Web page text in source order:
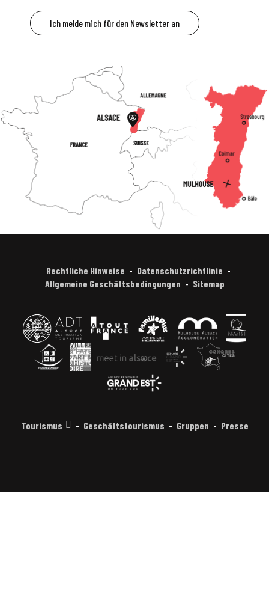
Ich melde mich für den Newsletter an
Rechtliche Hinweise
Datenschutzrichtlinie
Allgemeine Geschäftsbedingungen
Sitemap
Tourismus Geschäftstourismus Gruppen Presse